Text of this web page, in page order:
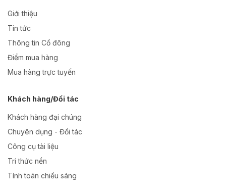
Giới thiệu
Tin tức
Thông tin Cổ đông
Điểm mua hàng
Mua hàng trực tuyến
Khách hàng/Đối tác
Khách hàng đại chúng
Chuyên dụng - Đối tác
Công cụ tài liệu
Tri thức nền
Tính toán chiếu sáng